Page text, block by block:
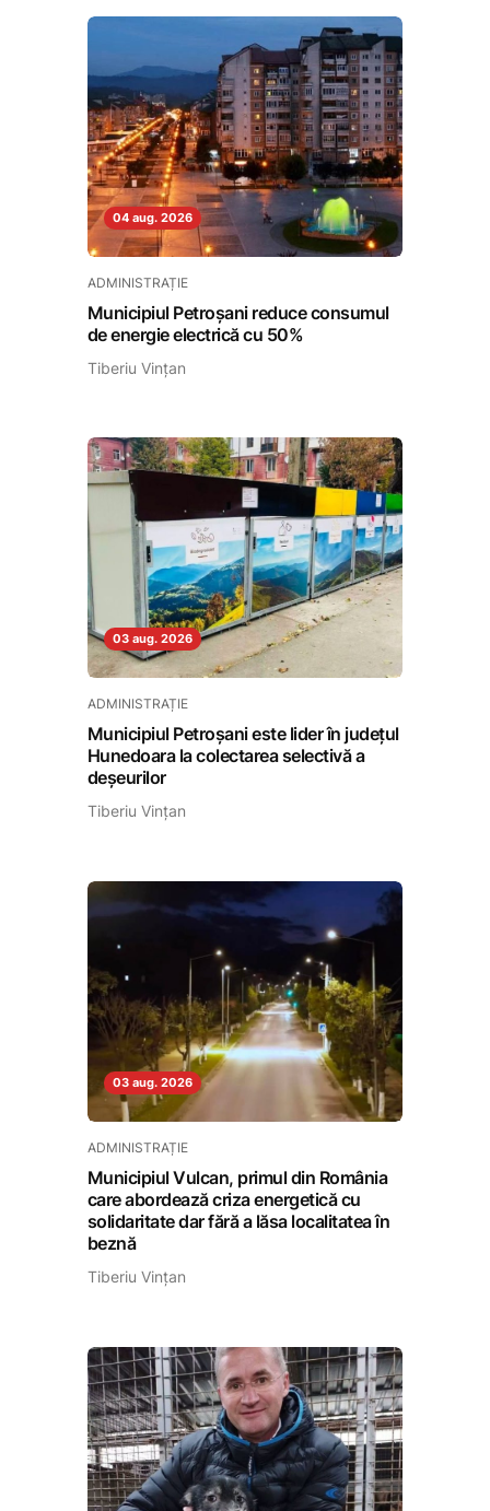
04 aug. 2026
ADMINISTRAȚIE
Municipiul Petroșani reduce consumul
de energie electrică cu 50%
Tiberiu Vințan
03 aug. 2026
ADMINISTRAȚIE
Municipiul Petroșani este lider în județul
Hunedoara la colectarea selectivă a
deșeurilor
Tiberiu Vințan
03 aug. 2026
ADMINISTRAȚIE
Municipiul Vulcan, primul din România
care abordează criza energetică cu
solidaritate dar fără a lăsa localitatea în
beznă
Tiberiu Vințan